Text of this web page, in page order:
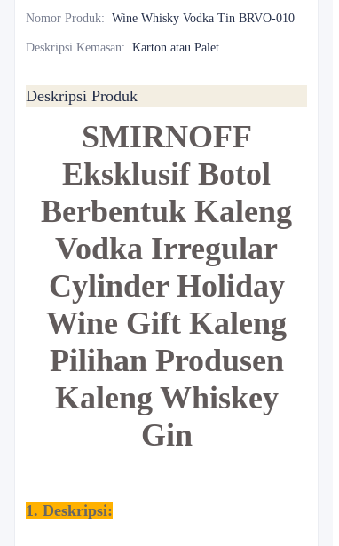
Nomor Produk: Wine Whisky Vodka Tin BRVO-010
Deskripsi Kemasan: Karton atau Palet
Deskripsi Produk
SMIRNOFF
Eksklusif Botol
Berbentuk Kaleng
Vodka Irregular
Cylinder Holiday
Wine Gift Kaleng
Pilihan Produsen
Kaleng Whiskey
Gin
1. Deskripsi: